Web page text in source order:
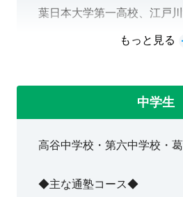
平日：9時00分～21時
土曜：9時00分～20時
↓お問い合わせはこちら↓
葉日本大学第一高校、江戸
◉推薦型選抜対策コース
◉検定対策コース など
もっと見る
中学生
高谷中学校・第六中学校・
◆主な通塾コース◆